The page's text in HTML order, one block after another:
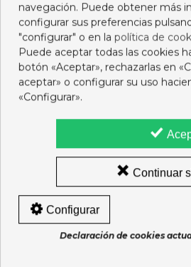
Mostrando 1-1 de 1 artículo(s)
: Ramón Andrés Gutiérrez del
07491882T,Colegiadonº 2588
C-321-F, Colegio Oficial de
Autoridad Competente
Sanidade | Subdirección Xeral de
Sanitarios Teléfono: 881542702 | Email:
navegación. Puede obtener más
configurar sus preferencias
"configurar" o en la política de
Puede aceptar todas las cookies
botón «Aceptar», rechazarlas en
aceptar» o configurar su uso
«Configurar».
Continuar
Configurar
Declaración de cookies